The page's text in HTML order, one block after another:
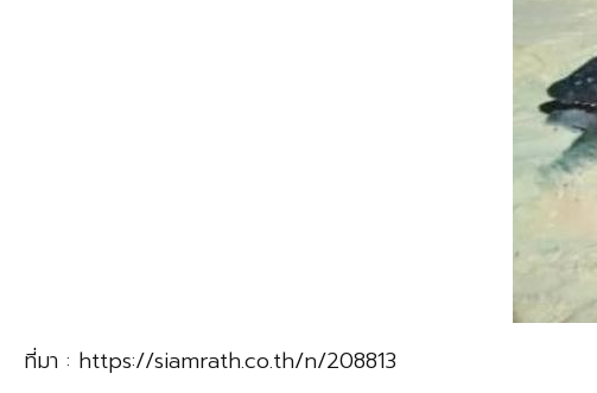
ที่มา : https://siamrath.co.th/n/208813